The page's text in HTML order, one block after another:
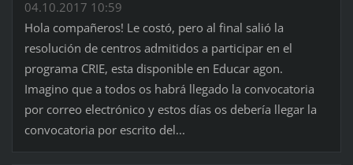
04.10.2017 10:59
Hola compañeros! Le costó, pero al final salió la
resolución de centros admitidos a participar en el
programa CRIE, esta disponible en Educar agon.
Imagino que a todos os habrá llegado la convocatoria
por correo electrónico y estos días os debería llegar la
convocatoria por escrito del...